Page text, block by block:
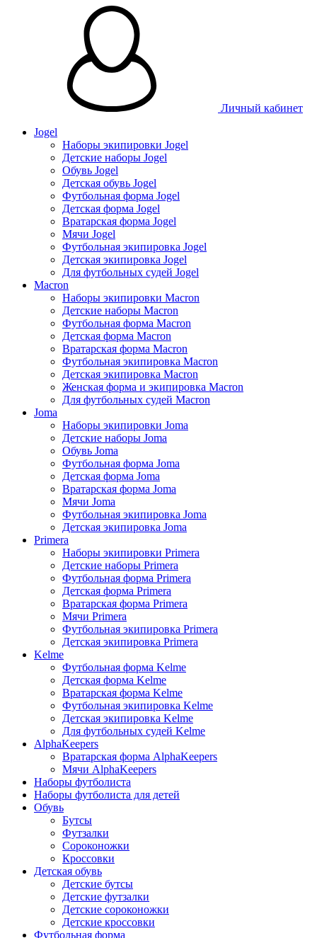
Личный кабинет
Jogel
Наборы экипировки Jogel
Детские наборы Jogel
Обувь Jogel
Детская обувь Jogel
Футбольная форма Jogel
Детская форма Jogel
Вратарская форма Jogel
Мячи Jogel
Футбольная экипировка Jogel
Детская экипировка Jogel
Для футбольных судей Jogel
Macron
Наборы экипировки Macron
Детские наборы Macron
Футбольная форма Macron
Детская форма Macron
Вратарская форма Macron
Футбольная экипировка Macron
Детская экипировка Macron
Женская форма и экипировка Macron
Для футбольных судей Macron
Joma
Наборы экипировки Joma
Детские наборы Joma
Обувь Joma
Футбольная форма Joma
Детская форма Joma
Вратарская форма Joma
Мячи Joma
Футбольная экипировка Joma
Детская экипировка Joma
Primera
Наборы экипировки Primera
Детские наборы Primera
Футбольная форма Primera
Детская форма Primera
Вратарская форма Primera
Мячи Primera
Футбольная экипировка Primera
Детская экипировка Primera
Kelme
Футбольная форма Kelme
Детская форма Kelme
Вратарская форма Kelme
Футбольная экипировка Kelme
Детская экипировка Kelme
Для футбольных судей Kelme
AlphaKeepers
Вратарская форма AlphaKeepers
Мячи AlphaKeepers
Наборы футболиста
Наборы футболиста для детей
Обувь
Бутсы
Футзалки
Сороконожки
Кроссовки
Детская обувь
Детские бутсы
Детские футзалки
Детские сороконожки
Детские кроссовки
Футбольная форма